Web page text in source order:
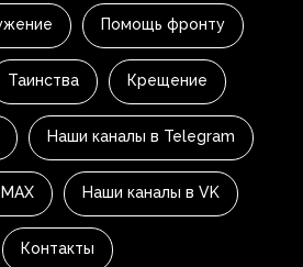
Помощь фронту
Таинства Крещение
Наши каналы в Telegram
Наши каналы в VK
Контакты